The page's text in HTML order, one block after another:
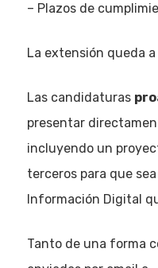
– Plazos de
La extensión queda
Las candidaturas
presentar
incluyendo un
terceros para que
Información Digital
Tanto de una forma